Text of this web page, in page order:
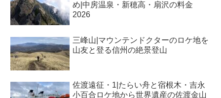
め|中房温泉・新穂高・扇沢の料金
2026
三峰山|マウンテンドクターのロケ地を
山友と登る信州の絶景登山
佐渡遠征・1|たらい舟と宿根木・吉永
小百合ロケ地から世界遺産の佐渡金山